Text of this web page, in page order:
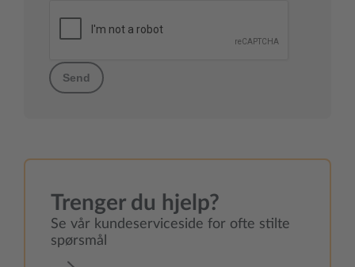
Send
Trenger du hjelp?
Se vår kundeserviceside for ofte stilte
spørsmål